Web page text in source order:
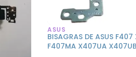
ASUS
BISAGRAS DE ASUS
F407MA X407UA X407UB